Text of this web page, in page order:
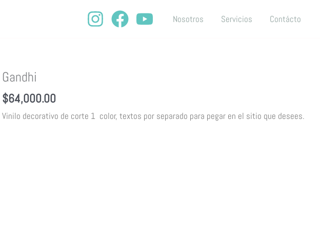
Nosotros Servicios Contácto
Gandhi
$64,000.00
Vinilo decorativo de corte 1 color, textos por separado para pegar en el sitio que desees.